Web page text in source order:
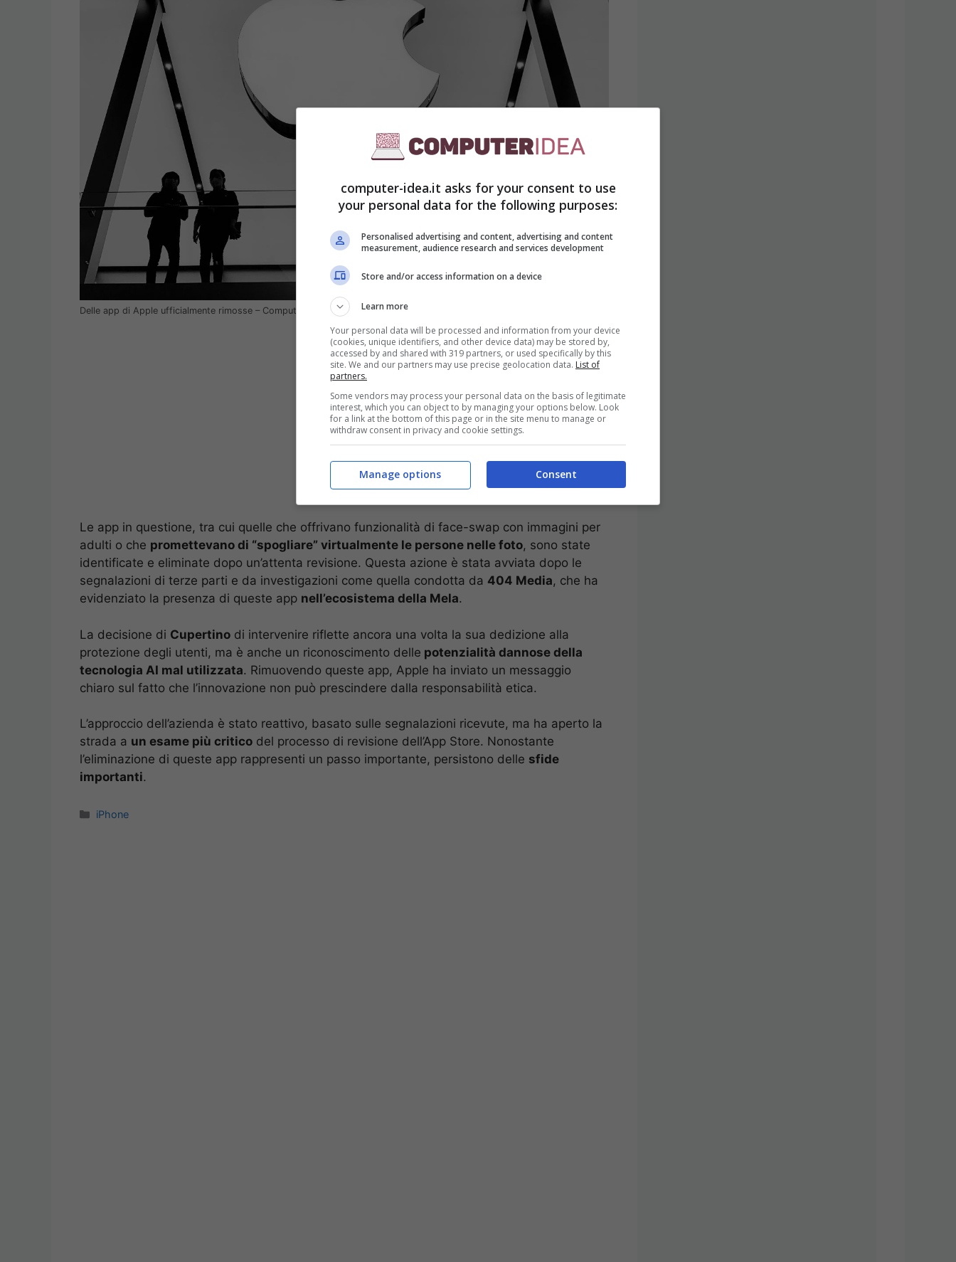
Delle app di Apple ufficialmente rimosse – Computer-idea.it
Le app in questione, tra cui quelle che offrivano funzionalità di face-swap con immagini per
adulti o che promettevano di “spogliare” virtualmente le persone nelle foto, sono state
identificate e eliminate dopo un’attenta revisione. Questa azione è stata avviata dopo le
segnalazioni di terze parti e da investigazioni come quella condotta da 404 Media, che ha
evidenziato la presenza di queste app nell’ecosistema della Mela.
La decisione di Cupertino di intervenire riflette ancora una volta la sua dedizione alla
protezione degli utenti, ma è anche un riconoscimento delle potenzialità dannose della
tecnologia AI mal utilizzata. Rimuovendo queste app, Apple ha inviato un messaggio
chiaro sul fatto che l’innovazione non può prescindere dalla responsabilità etica.
L’approccio dell’azienda è stato reattivo, basato sulle segnalazioni ricevute, ma ha aperto la
strada a un esame più critico del processo di revisione dell’App Store. Nonostante
l’eliminazione di queste app rappresenti un passo importante, persistono delle sfide
importanti.
Categorie
iPhone
computer-idea.it asks for your consent to use
your personal data for the following purposes:
Personalised advertising and content, advertising and content
measurement, audience research and services development
Store and/or access information on a device
Learn more
Your personal data will be processed and information from your device
(cookies, unique identifiers, and other device data) may be stored by,
accessed by and shared with 319 partners, or used specifically by this
site. We and our partners may use precise geolocation data. List of
partners.
Some vendors may process your personal data on the basis of legitimate
interest, which you can object to by managing your options below. Look
for a link at the bottom of this page or in the site menu to manage or
withdraw consent in privacy and cookie settings.
Consent
Manage options